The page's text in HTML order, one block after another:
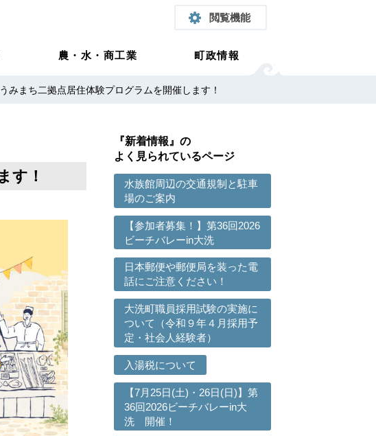
閲覧機能
農・水・商工業 町政情報
みまち二拠点居住体験プログラムを開催します！
す！
『新着情報』の
よく見られているページ
水族館周辺の交通規制と駐車
場のご案内
【参加者募集！】第36回2026
ビーチバレーin大洗
日本郵便や郵便局を装った電
話にご注意ください！
大洗町職員採用試験の実施に
ついて（令和９年４月採用予
定・社会人経験者）
入湯税について
【7月25日(土)・26日(日)】第
36回2026ビーチバレーin大
洗 開催！